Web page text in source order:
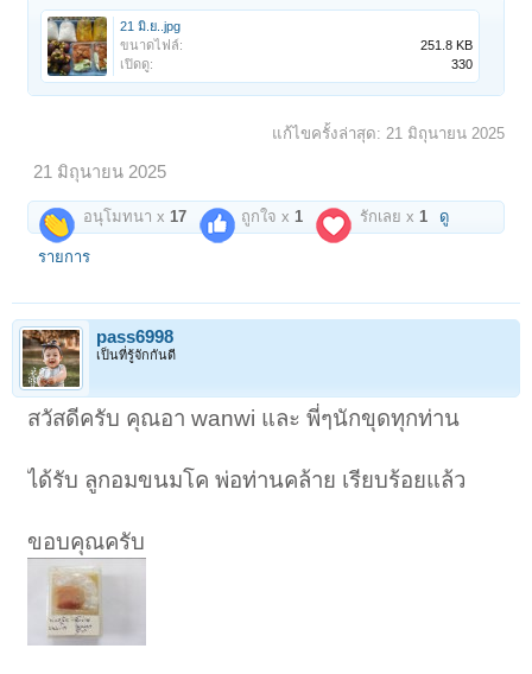
21 มิ.ย..jpg
ขนาดไฟล์:
251.8 KB
เปิดดู:
330
แก้ไขครั้งล่าสุด: 21 มิถุนายน 2025
21 มิถุนายน 2025
อนุโมทนา x17 ถูกใจ x1 รักเลย x1 ดู
รายการ
pass6998
เป็นที่รู้จักกันดี
สวัสดีครับ คุณอา wanwi และ พี่ๆนักขุดทุกท่าน
ได้รับ ลูกอมขนมโค พ่อท่านคล้าย เรียบร้อยแล้ว
ขอบคุณครับ